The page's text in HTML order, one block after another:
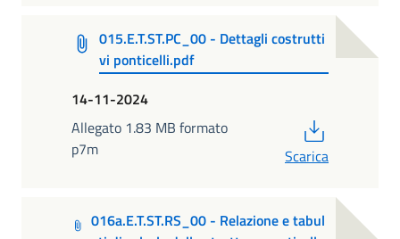
015.E.T.ST.PC_00 - Dettagli costrutti
vi ponticelli.pdf
14-11-2024
Allegato 1.83 MB formato
p7m
Scarica
016a.E.T.ST.RS_00 - Relazione e tabul